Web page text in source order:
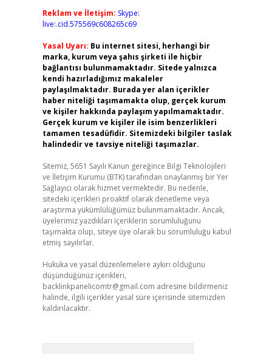
Reklam ve İletişim: Skype:
live:.cid.575569c608265c69
Yasal Uyarı: Bu internet sitesi, herhangi bir
marka, kurum veya şahıs şirketi ile hiçbir
bağlantısı bulunmamaktadır. Sitede yalnızca
kendi hazırladığımız makaleler
paylaşılmaktadır. Burada yer alan içerikler
haber niteliği taşımamakta olup, gerçek kurum
ve kişiler hakkında paylaşım yapılmamaktadır.
Gerçek kurum ve kişiler ile isim benzerlikleri
tamamen tesadüfidir. Sitemizdeki bilgiler taslak
halindedir ve tavsiye niteliği taşımazlar.
Sitemiz, 5651 Sayılı Kanun gereğince Bilgi Teknolojileri
ve İletişim Kurumu (BTK) tarafından onaylanmış bir Yer
Sağlayıcı olarak hizmet vermektedir. Bu nedenle,
sitedeki içerikleri proaktif olarak denetleme veya
araştırma yükümlülüğümüz bulunmamaktadır. Ancak,
üyelerimiz yazdıkları içeriklerin sorumluluğunu
taşımakta olup, siteye üye olarak bu sorumluluğu kabul
etmiş sayılırlar.
Hukuka ve yasal düzenlemelere aykırı olduğunu
düşündüğünüz içerikleri,
backlinkpanelicomtr@gmail.com adresine bildirmeniz
halinde, ilgili içerikler yasal süre içerisinde sitemizden
kaldırılacaktır.